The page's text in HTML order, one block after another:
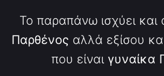
Το παραπάνω ισχύει και
Παρθένος αλλά εξίσου
που είναι γυναίκα